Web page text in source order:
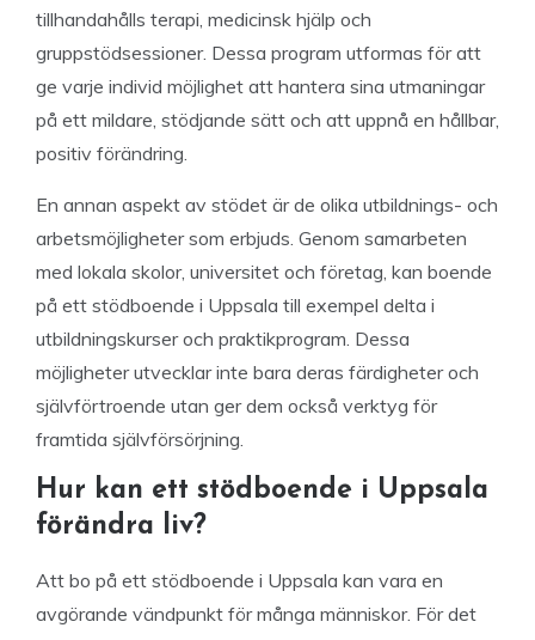
tillhandahålls terapi, medicinsk hjälp och
gruppstödsessioner. Dessa program utformas för att
ge varje individ möjlighet att hantera sina utmaningar
på ett mildare, stödjande sätt och att uppnå en hållbar,
positiv förändring.
En annan aspekt av stödet är de olika utbildnings- och
arbetsmöjligheter som erbjuds. Genom samarbeten
med lokala skolor, universitet och företag, kan boende
på ett stödboende i Uppsala till exempel delta i
utbildningskurser och praktikprogram. Dessa
möjligheter utvecklar inte bara deras färdigheter och
självförtroende utan ger dem också verktyg för
framtida självförsörjning.
Hur kan ett stödboende i Uppsala
förändra liv?
Att bo på ett stödboende i Uppsala kan vara en
avgörande vändpunkt för många människor. För det